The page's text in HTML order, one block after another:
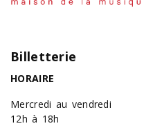
Billetterie
HORAIRE
Mercredi au vendredi
12h à 18h